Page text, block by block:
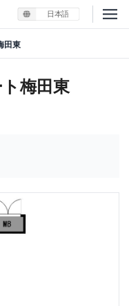
日本語
田東
梅田東